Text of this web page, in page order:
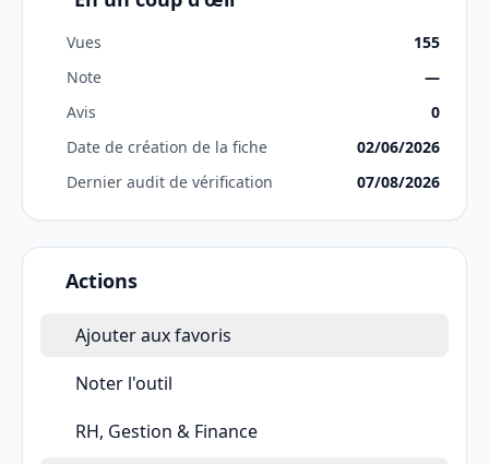
Vues
155
Note
—
Avis
0
Date de création de la fiche
02/06/2026
Dernier audit de vérification
07/08/2026
Actions
Ajouter aux favoris
Noter l'outil
RH, Gestion & Finance